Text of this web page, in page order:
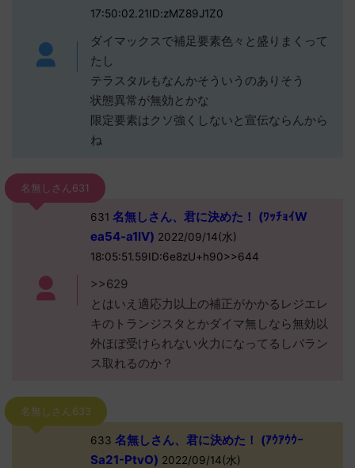
17:50:02.21ID:zMZ89J1Z0
ダイマックスで補足要素色々と盛りまくって
たし
テラスタルもなんかそういうのありそう
状態異常が無効とかな
限定要素はクソ強くしないと宣伝ならんから
ね
名無しさん631
631 名無しさん、君に決めた！ (ﾜｯﾁｮｲW
ea54-a1lV) 2022/09/14(水)
18:05:51.59ID:6e8zU+h90>>644
>>629
とはいえ適応力以上の補正がかかるレジエレ
キのトランジスタとかダイマ無しなら無効以
外ほぼ受けられない火力になってるしバラン
ス取れるのか？
名無しさん633
633 名無しさん、君に決めた！ (ｱｳｱｳｳｰ
Sa21-PtvO) 2022/09/14(水)